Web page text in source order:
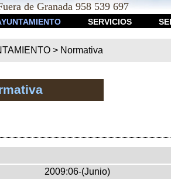
de Granada 958 539 697
SERVICIOS
> Normativa
2009:06-(Junio)